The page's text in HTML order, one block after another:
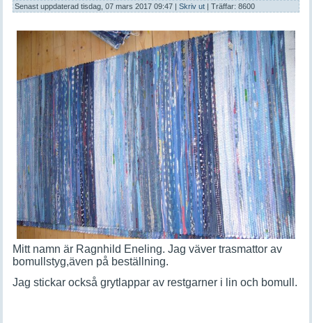
Senast uppdaterad tisdag, 07 mars 2017 09:47 |Skriv ut | Träffar: 8600
Mitt namn är Ragnhild Eneling. Jag väver trasmattor av
bomullstyg,även på beställning.
Jag stickar också grytlappar av restgarner i lin och bomull.